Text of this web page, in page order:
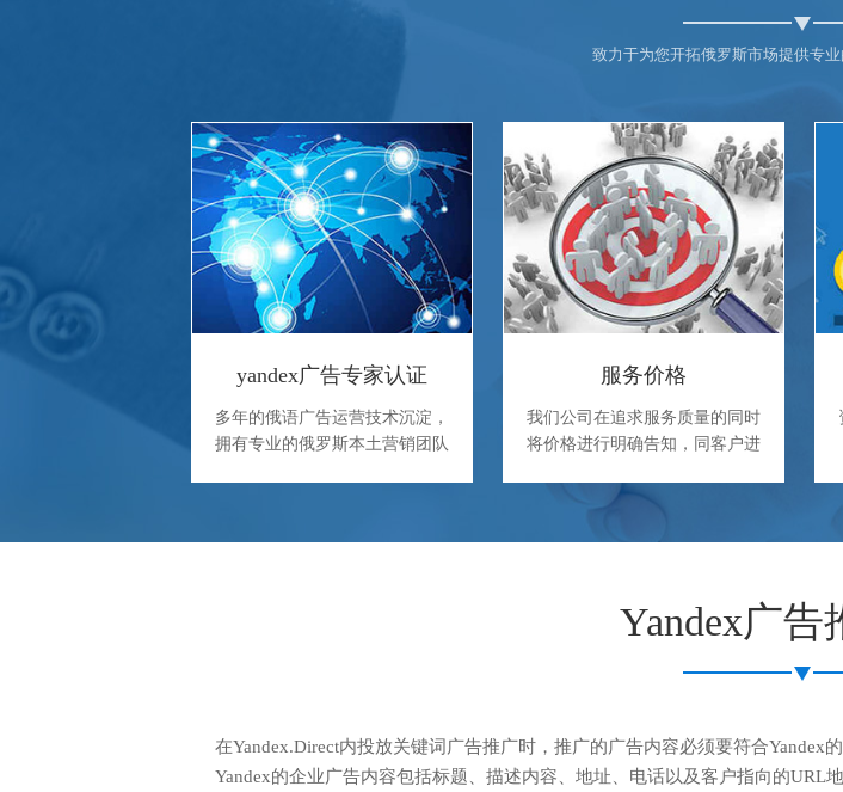
致力于为您开拓俄罗斯市场提供专业
yandex广告专家认证
多年的俄语广告运营技术沉淀，
拥有专业的俄罗斯本土营销团队
服务价格
我们公司在追求服务质量的同时
将价格进行明确告知，同客户进
Yandex广告
在Yandex.Direct内投放关键词广告推广时，推广的广告内容必须要符合Yandex
Yandex的企业广告内容包括标题、描述内容、地址、电话以及客户指向的